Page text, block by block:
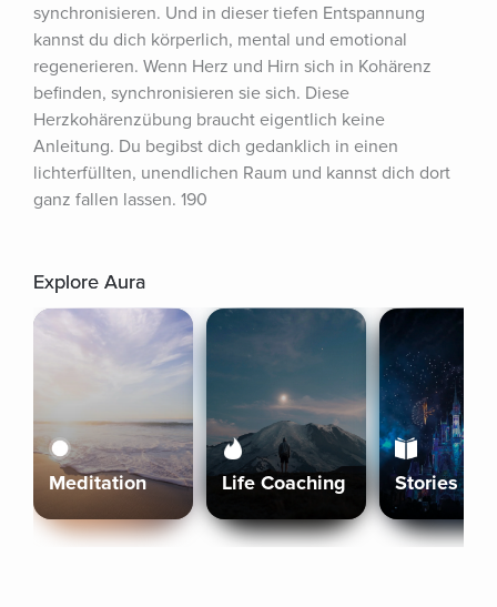
synchronisieren. Und in dieser tiefen Entspannung
kannst du dich körperlich, mental und emotional
regenerieren. Wenn Herz und Hirn sich in Kohärenz
befinden, synchronisieren sie sich. Diese
Herzkohärenzübung braucht eigentlich keine
Anleitung. Du begibst dich gedanklich in einen
lichterfüllten, unendlichen Raum und kannst dich dort
ganz fallen lassen. 190
Explore Aura
Meditation Life Coaching Stories